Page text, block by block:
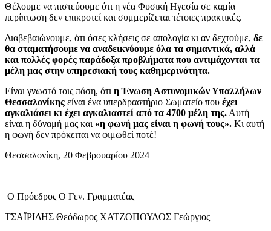
Θέλουμε να πιστεύουμε ότι η νέα Φυσική Ηγεσία σε καμία
περίπτωση δεν επικροτεί και συμμερίζεται τέτοιες πρακτικές.
Διαβεβαιώνουμε, ότι όσες κλήσεις σε απολογία κι αν δεχτούμε, δε
θα σταματήσουμε να αναδεικνύουμε όλα τα σημαντικά, αλλά
και πολλές φορές παράδοξα προβλήματα που αντιμάχονται τα
μέλη μας στην υπηρεσιακή τους καθημερινότητα.
Είναι γνωστό τοις πάση, ότι η Ένωση Αστυνομικών Υπαλλήλων
Θεσσαλονίκης είναι ένα υπερδραστήριο Σωματείο που έχει
αγκαλιάσει κι έχει αγκαλιαστεί από τα 4700 μέλη της. Αυτή
είναι η δύναμή μας και «η φωνή μας είναι η φωνή τους». Κι αυτή
η φωνή δεν πρόκειται να φιμωθεί ποτέ!
Θεσσαλονίκη, 20 Φεβρουαρίου 2024
Ο Πρόεδρος Ο Γεν. Γραμματέας
ΤΣΑΪΡΙΔΗΣ Θεόδωρος ΧΑΤΖΟΠΟΥΛΟΣ Γεώργιος